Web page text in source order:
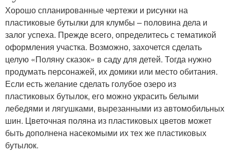
Хорошо спланированные чертежи и рисунки на
пластиковые бутылки для клумбы – половина дела и
залог успеха. Прежде всего, определитесь с тематикой
оформления участка. Возможно, захочется сделать
целую «Поляну сказок» в саду для детей. Тогда нужно
продумать персонажей, их домики или место обитания.
Если есть желание сделать голубое озеро из
пластиковых бутылок, его можно украсить белыми
лебедями и лягушками, вырезанными из автомобильных
шин. Цветочная поляна из пластиковых цветов может
быть дополнена насекомыми их тех же пластиковых
бутылок.